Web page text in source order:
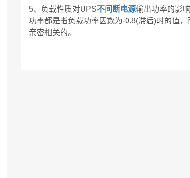
5、负载性质对UPS不间断电源输出功率的影
功率都是指负载功率因数为-0.8(滞后)时的值
亲密相关的。